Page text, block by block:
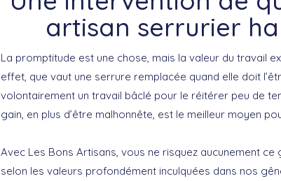
artisan serrurier
La promptitude est une chose, mais la valeur du travail
effet, que vaut une serrure remplacée quand elle doit
volontairement un travail bâclé pour le réitérer peu de
gain, en plus d’être malhonnête, est le meilleur moyen
Avec Les Bons Artisans, vous ne risquez aucunement
selon les valeurs profondément inculquées dans nos